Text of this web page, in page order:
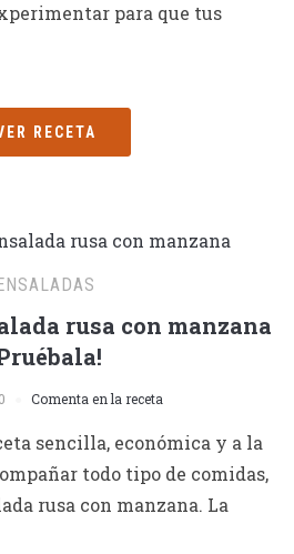
para que tus
RECETA
rusa con manzana
Comenta en la receta
sencilla, económica y a la
todo tipo de comidas,
rusa con manzana. La